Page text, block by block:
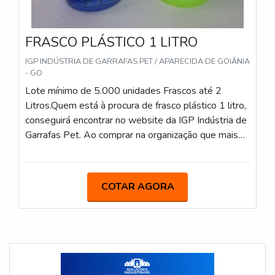
FRASCO PLÁSTICO 1 LITRO
IGP INDÚSTRIA DE GARRAFAS PET / APARECIDA DE GOIÂNIA
- GO
Lote mínimo de 5.000 unidades Frascos até 2
Litros.Quem está à procura de frasco plástico 1 litro,
conseguirá encontrar no website da IGP Indústria de
Garrafas Pet. Ao comprar na organização que mais
atendimento de excelência e terá a garantia de
demanda.Quando o tema é frasco plástico 1 litro,
com a melhor mão de obra da IGP Indústria de
DETALHES SOBRE FRASCO PLÁSTICO 1 LITROA
IGP Indústria de Garrafas Pet canaliza sua energia
COTAR AGORA